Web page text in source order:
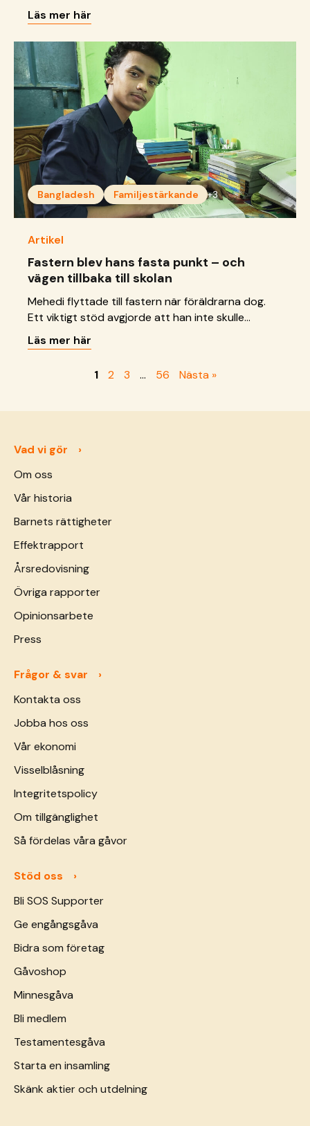
det, är två helt olika saker.
Läs mer här
Bangladesh Familjestärkande +3
Artikel
Fastern blev hans fasta punkt – och
vägen tillbaka till skolan
Mehedi flyttade till fastern när föräldrarna dog.
Ett viktigt stöd avgjorde att han inte skulle
behöva ge upp sin framtidsdröm.
Läs mer här
1 2 3 … 56 Nästa »
Vad vi gör
Om oss
Vår historia
Barnets rättigheter
Effektrapport
Årsredovisning
Övriga rapporter
Opinionsarbete
Press
Frågor & svar
Kontakta oss
Jobba hos oss
Vår ekonomi
Visselblåsning
Integritetspolicy
Om tillgänglighet
Så fördelas våra gåvor
Stöd oss
Bli SOS Supporter
Ge engångsgåva
Bidra som företag
Gåvoshop
Minnesgåva
Bli medlem
Testamentesgåva
Starta en insamling
Skänk aktier och utdelning